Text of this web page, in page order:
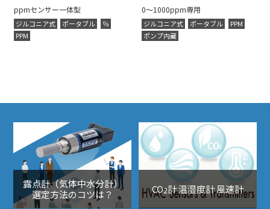
ppmセンサー一体型
ジルコニア式 ポータブル
％
PPM
0〜1000ppm専用
ジルコニア式 ポータブル
PPM
ポンプ内蔵
露点計（気体中水分計）
選定方法のコツは？
CO2計 温湿度計 風速計